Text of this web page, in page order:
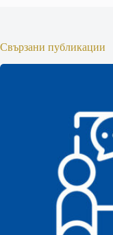
Свързани публикации